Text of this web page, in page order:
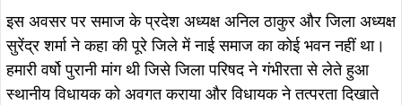
इस अवसर पर समाज के प्रदेश अध्यक्ष अनिल ठाकुर और जिला अध्यक्ष
सुरेंद्र शर्मा ने कहा की पूरे जिले में नाई समाज का कोई भवन नहीं था।
हमारी वर्षो पुरानी मांग थी जिसे जिला परिषद ने गंभीरता से लेते हुआ
स्थानीय विधायक को अवगत कराया और विधायक ने तत्परता दिखाते